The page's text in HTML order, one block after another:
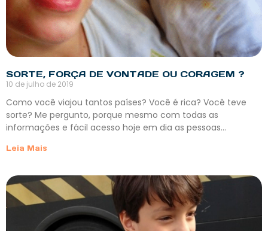
SORTE, FORÇA DE VONTADE OU CORAGEM ?
10 de julho de 2019
Como você viajou tantos países? Você é rica? Você teve
sorte? Me pergunto, porque mesmo com todas as
informações e fácil acesso hoje em dia as pessoas…
Leia Mais